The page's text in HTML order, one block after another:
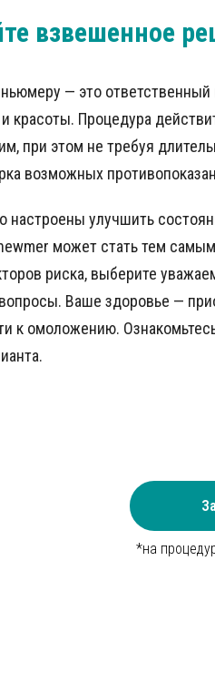
взвешенное
— это
красоты. Процедура
при этом не требуя
возможных
настроены улучшить
может стать тем
риска, выберите
Ваше здоровье —
к омоложению.
*на